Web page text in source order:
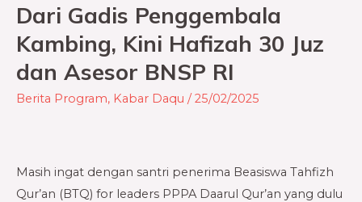
Dari Gadis Penggembala
Kambing, Kini Hafizah 30 Juz
dan Asesor BNSP RI
Berita Program, Kabar Daqu /25/02/2025
Masih ingat dengan santri penerima Beasiswa Tahfizh
Qur’an (BTQ) for leaders PPPA Daarul Qur’an yang dulu
Dari
Gadis
Penggembala
Kambing,
Kini
Juz
dan